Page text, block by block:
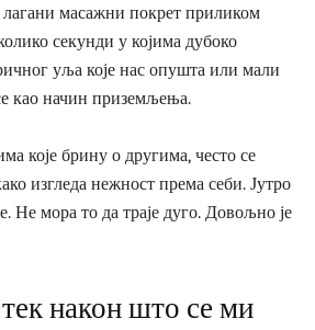
масажни покрет приликом
секунди у којима дубоко
уља које нас опушта или мали
као начин приземљења.
које брину о другима, често се
изгледа нежност према себи. Јутро
Не мора то да траје дуго. Довољно је
након што се ми